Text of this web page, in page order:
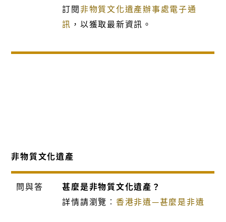
訂閱非物質文化遺產辦事處電子通
訊 ，以獲取最新資訊。
非物質文化遺產
問與答
甚麼是非物質文化遺產？
詳情請瀏覽︰ 香港非遺—甚麼是非遺